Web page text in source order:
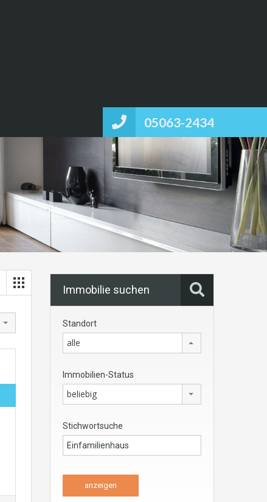
05063-2434
Immobilie suchen
Standort
alle
Immobilien-Status
beliebig
Stichwortsuche